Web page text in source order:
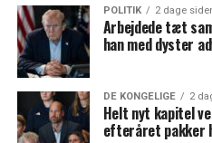
POLITIK 2 dage
Arbejdede tæt
han med dyster
DE KONGELIGE 2
Helt nyt kapitel
efteråret pakker